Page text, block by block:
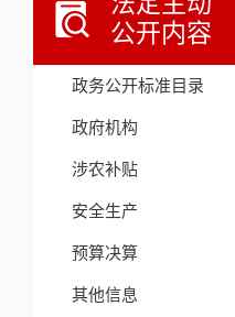
公开内容
政务公开标准目录
政府机构
涉农补贴
安全生产
预算决算
其他信息